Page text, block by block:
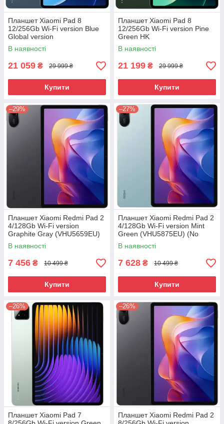
Планшет Xiaomi Pad 8
12/256Gb Wi-Fi version Blue
Global version
В наявності
21 059 ₴ 29 999 ₴
Купити
Планшет Xiaomi Pad 8
12/256Gb Wi-Fi version Pine
Green HK
В наявності
21 199 ₴ 29 999 ₴
Купити
–29%
Планшет Xiaomi Redmi Pad 2
4/128Gb Wi-Fi version
Graphite Gray (VHU5659EU)
(No Adapter) UA UCRF
В наявності
7 456 ₴ 10 499 ₴
Купити
–27%
Планшет Xiaomi Redmi Pad 2
4/128Gb Wi-Fi version Mint
Green (VHU5875EU) (No
Adapter) UA UCRF
В наявності
7 628 ₴ 10 499 ₴
Купити
–26%
Планшет Xiaomi Pad 7
–26%
Планшет Xiaomi Redmi Pad 2